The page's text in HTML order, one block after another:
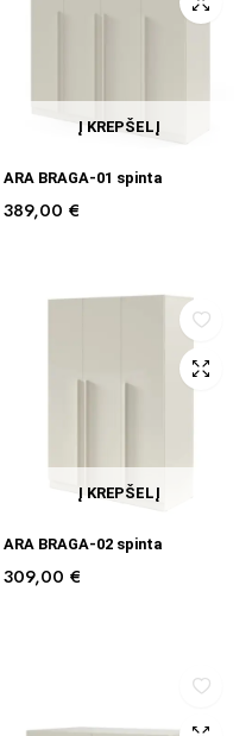
Į KREPŠELĮ
ARA BRAGA-01 spinta
389,00 €
Į KREPŠELĮ
ARA BRAGA-02 spinta
309,00 €